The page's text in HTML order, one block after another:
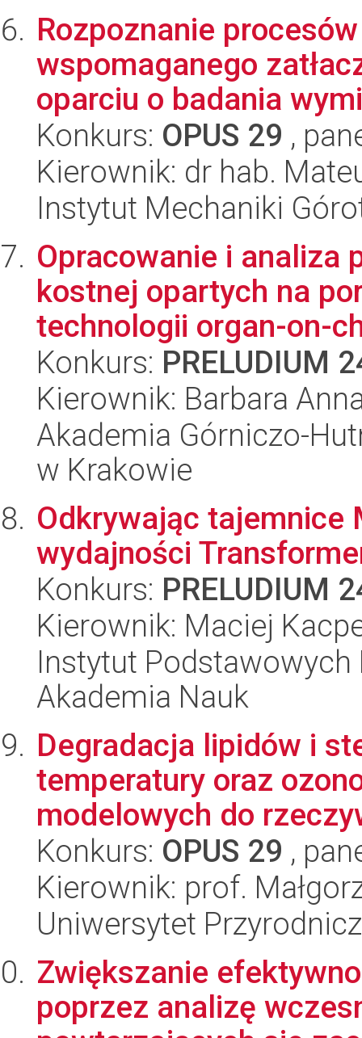
Rozpoznanie
wspomaganego
oparciu o badania
Konkurs: OPUS 29 ,
Kierownik: dr hab.
Instytut Mechaniki
Opracowanie i analiza
kostnej opartych na
technologii organ-on-
Konkurs: PRELUDIUM
Kierownik: Barbara
Akademia Górniczo-
w Krakowie
Odkrywając tajemnice
wydajności
Konkurs: PRELUDIUM
Kierownik: Maciej
Instytut
Akademia Nauk
Degradacja lipidów i
temperatury oraz
modelowych do
Konkurs: OPUS 29 ,
Kierownik: prof.
Uniwersytet
Zwiększanie
poprzez analizę